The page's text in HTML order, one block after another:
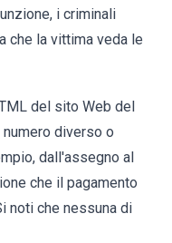
i criminali
che la vittima veda le
del sito Web del
diverso o
dall'assegno al
che il pagamento
noti che nessuna di